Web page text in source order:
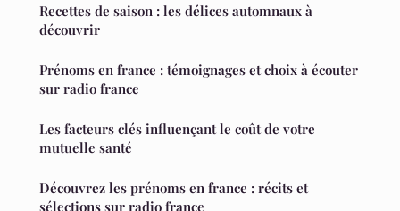
Recettes de saison : les délices automnaux à
découvrir
Prénoms en france : témoignages et choix à écouter
sur radio france
Les facteurs clés influençant le coût de votre
mutuelle santé
Découvrez les prénoms en france : récits et
sélections sur radio france